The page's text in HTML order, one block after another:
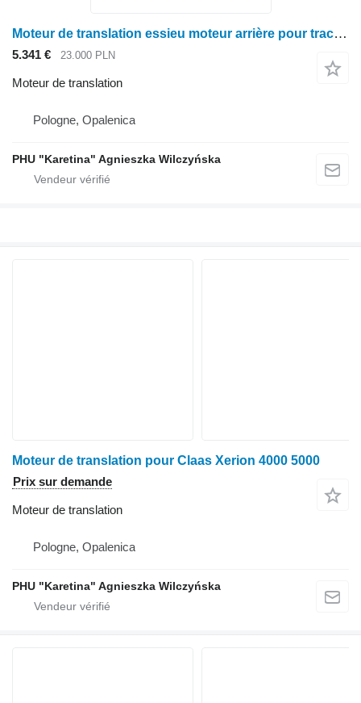
Moteur de translation essieu moteur arrière pour tracteur à roues Claas Jaguar 970
5.341 € 23.000 PLN
Moteur de translation
Pologne, Opalenica
PHU "Karetina" Agnieszka Wilczyńska
Moteur de translation pour Claas Xerion 4000 5000
Prix sur demande
Moteur de translation
Pologne, Opalenica
PHU "Karetina" Agnieszka Wilczyńska